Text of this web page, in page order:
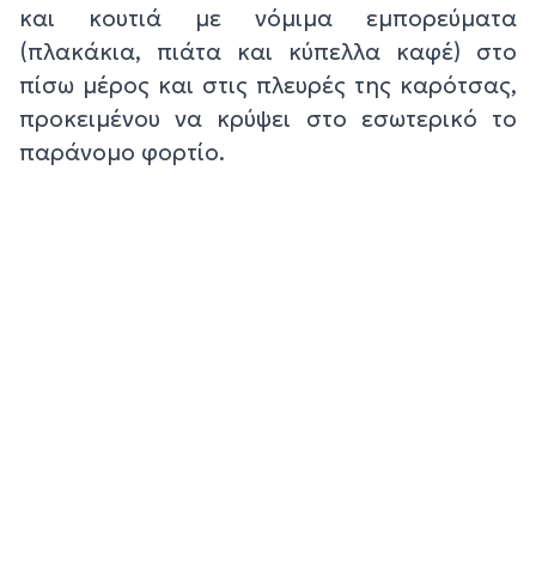
και κουτιά με νόμιμα εμπορεύματα
(πλακάκια, πιάτα και κύπελλα καφέ) στο
πίσω μέρος και στις πλευρές της καρότσας,
προκειμένου να κρύψει στο εσωτερικό το
παράνομο φορτίο.